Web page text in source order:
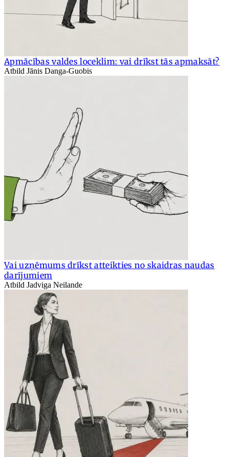
Apmācības valdes loceklim: vai drīkst tās apmaksāt?
Atbild Jānis Danga-Guobis
Vai uzņēmums drīkst atteikties no skaidras naudas
darījumiem
Atbild Jadviga Neilande